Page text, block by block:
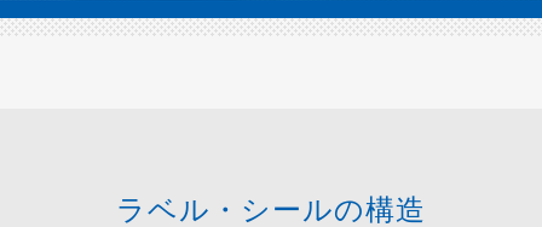
ラベル・シールの構造